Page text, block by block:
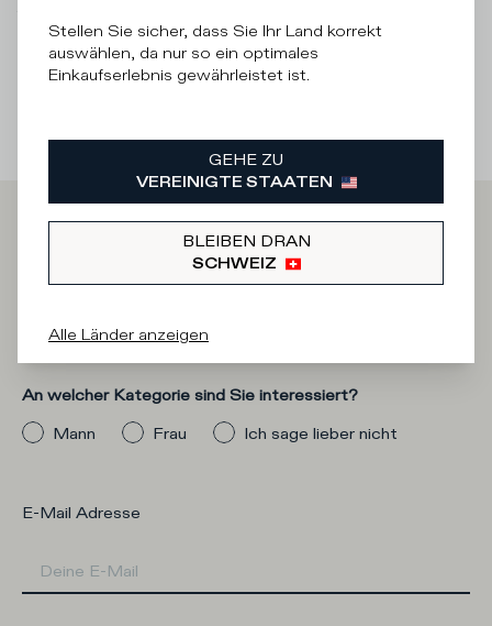
problem loading related products
Iscriviti alla
An welcher Kategorie sind Sie interessiert?
Mann
Frau Ich sage lieber nicht
E-Mail Adresse
Stellen Sie sicher, dass Sie Ihr Land korrekt
auswählen, da nur so ein optimales
Einkaufserlebnis gewährleistet ist.
GEHE ZU
VEREINIGTE STAATEN
BLEIBEN DRAN
SCHWEIZ
Alle Länder anzeigen